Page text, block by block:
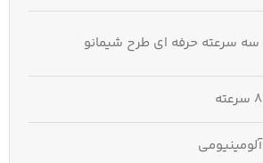
سه سرعته حرفه ای طرح شیمانو
8 سرعته
آلومینیومی